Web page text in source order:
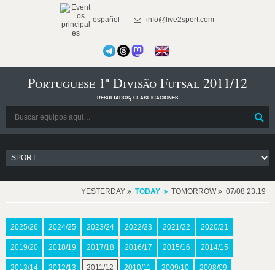
español info@live2sport.com
Portuguese 1ª Divisão Futsal 2011/12
resultados, clasificaciones
YESTERDAY TODAY TOMORROW 07/08 23:19
2025/26 2024/25 2023/24 2022/23 2021/22 2020/21
2019/20 2018/19 2017/18 2016/17 2015/16 2014/15
2013/14 2012/13 2011/12 2010/11 2009/10 2008/09